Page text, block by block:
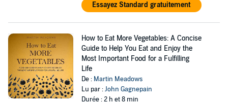
Essayez Standard gratuitement
How to Eat More Vegetables: A Concise
Guide to Help You Eat and Enjoy the
Most Important Food for a Fulfilling
Life
De : Martin Meadows
Lu par :John Gagnepain
Durée : 2 h et 8 min